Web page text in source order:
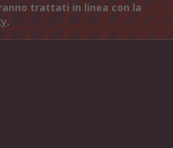
trattati in linea con la
.